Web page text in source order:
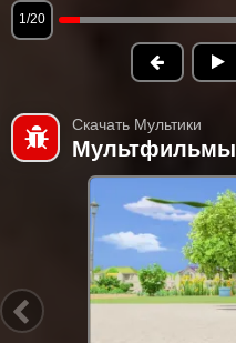
1/20
Скачать Мультики
Мультфильмы